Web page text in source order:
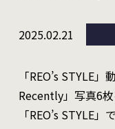
2025.02.21
「REO’s STYLE
Recently」写真6枚
「REO’s STYLE」